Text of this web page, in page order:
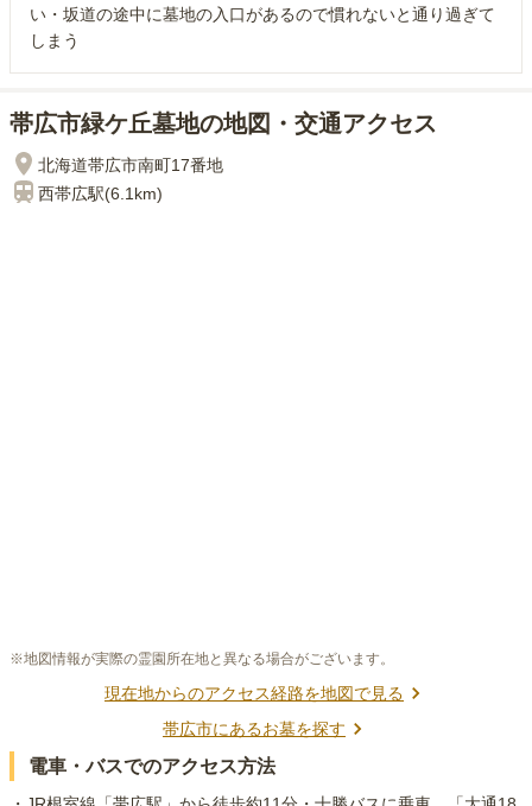
い・坂道の途中に墓地の入口があるので慣れないと通り過ぎて
しまう
帯広市緑ケ丘墓地の地図・交通アクセス
北海道帯広市南町17番地
西帯広駅(6.1km)
※地図情報が実際の霊園所在地と異なる場合がございます。
現在地からのアクセス経路を地図で見る
帯広市にあるお墓を探す
電車・バスでのアクセス方法